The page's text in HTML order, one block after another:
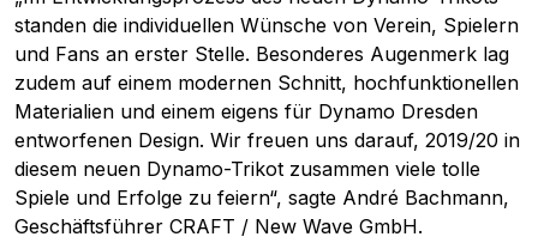
standen die individuellen Wünsche von Verein, Spielern
und Fans an erster Stelle. Besonderes Augenmerk lag
zudem auf einem modernen Schnitt, hochfunktionellen
Materialien und einem eigens für Dynamo Dresden
entworfenen Design. Wir freuen uns darauf, 2019/20 in
diesem neuen Dynamo-Trikot zusammen viele tolle
Spiele und Erfolge zu feiern“, sagte André Bachmann,
Geschäftsführer CRAFT / New Wave GmbH.